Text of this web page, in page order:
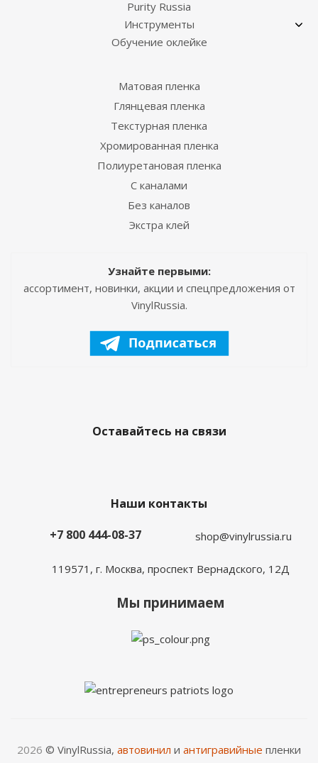
Purity Russia
Инструменты
Обучение оклейке
Матовая пленка
Глянцевая пленка
Текстурная пленка
Хромированная пленка
Полиуретановая пленка
С каналами
Без каналов
Экстра клей
Узнайте первыми:
ассортимент, новинки, акции и спецпредложения от
VinylRussia.
Оставайтесь на связи
Наши контакты
+7 800 444-08-37
shop@vinylrussia.ru
119571, г. Москва, проспект Вернадского, 12Д
Мы принимаем
2026 © VinylRussia, автовинил и антигравийные пленки